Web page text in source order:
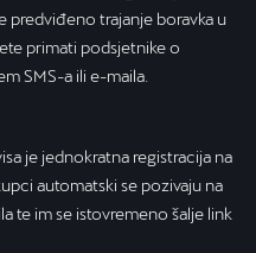
predviđeno trajanje boravka u
primati podsjetnike o
SMS-a ili e-maila.
je jednokratna registracija na
automatski se pozivaju na
te im se istovremeno šalje link